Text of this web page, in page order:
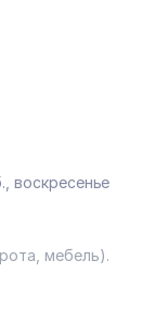
воскресенье
мебель).